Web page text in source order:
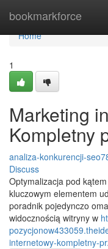
bookmarkforce
Home
Home
1
Marketing
Kompletny
analiza-konkurencji-
Discuss
Optymalizacja pod
kluczowym elementem
poradnik pojedynczo
widocznością witryny w
internetowy-kompletny-